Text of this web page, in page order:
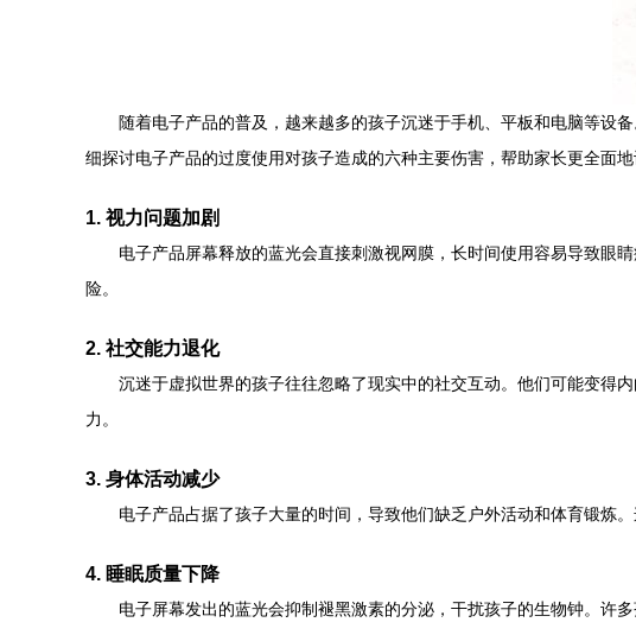
随着电子产品的普及，越来越多的孩子沉迷于手机、平板和电脑等设
细探讨电子产品的过度使用对孩子造成的六种主要伤害，帮助家长更全面地
1. 视力问题加剧
电子产品屏幕释放的蓝光会直接刺激视网膜，长时间使用容易导致眼
险。
2. 社交能力退化
沉迷于虚拟世界的孩子往往忽略了现实中的社交互动。他们可能变得
力。
3. 身体活动减少
电子产品占据了孩子大量的时间，导致他们缺乏户外活动和体育锻炼
4. 睡眠质量下降
电子屏幕发出的蓝光会抑制褪黑激素的分泌，干扰孩子的生物钟。许